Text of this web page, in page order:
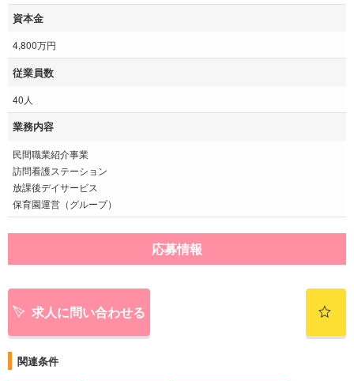
資本金
4,800万円
従業員数
40人
業務内容
民間職業紹介事業
訪問看護ステーション
放課後デイサービス
保育園運営（グループ）
応募情報
求人に問い合わせる
関連条件